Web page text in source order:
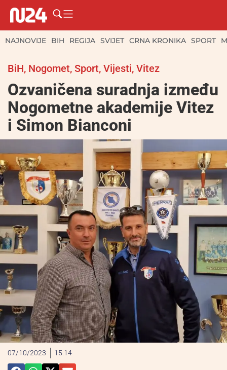
NAJNOVIJE BIH REGIJA SVIJET CRNA KRONIKA SPORT
BiH, Nogomet, Sport, Vijesti, Vitez
Ozvaničena suradnja između
Nogometne akademije Vitez
i Simon Bianconi
07/10/2023 15:14